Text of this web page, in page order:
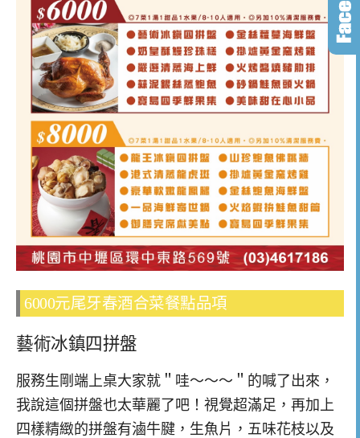
6000元尾牙春酒合菜餐點品項
藝術冰鎮四拼盤
服務生剛端上桌大家就＂哇～～～＂的喊了出來，
我說這個拼盤也太華麗了吧！視覺超滿足，再加上
四樣精緻的拼盤有滷牛腱，生魚片，五味花枝以及